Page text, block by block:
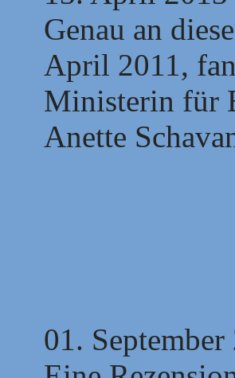
Genau an
April 2011,
Ministerin für
Anette
01. September